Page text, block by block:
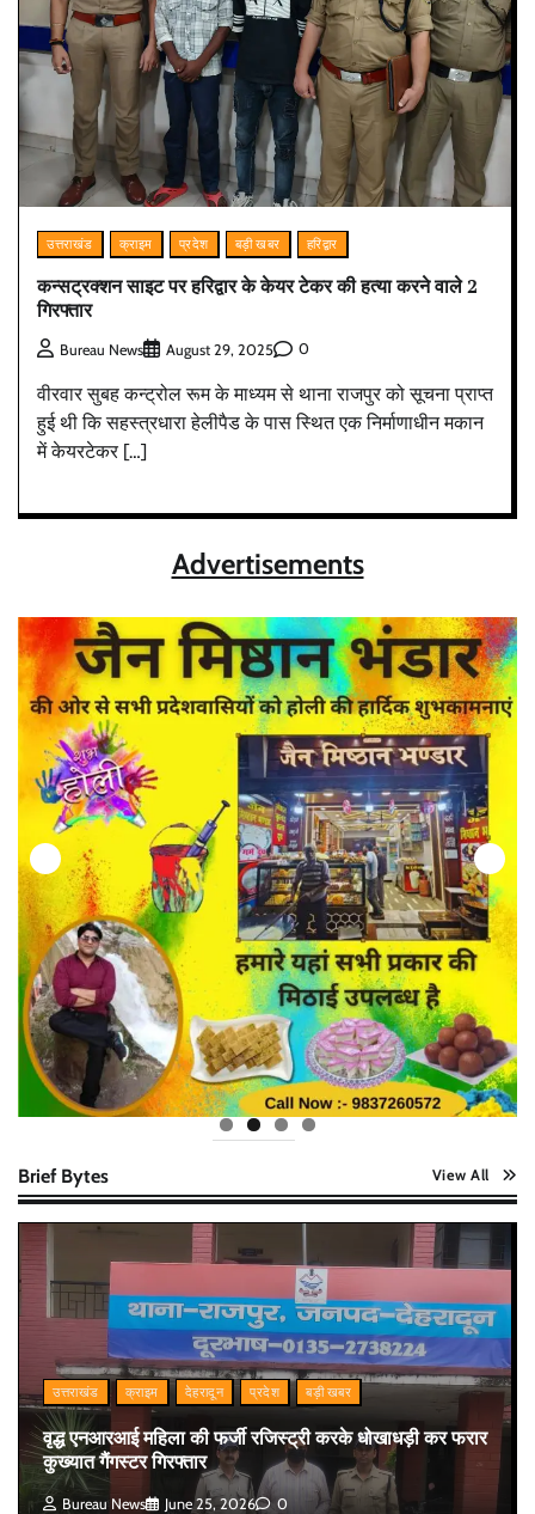
उत्तराखंड क्राइम प्रदेश बड़ी खबर हरिद्वार
कन्सट्रक्शन साइट पर हरिद्वार के केयर टेकर की हत्या करने वाले 2
गिरफ्तार
Bureau News August 29, 2025 0
वीरवार सुबह कन्ट्रोल रूम के माध्यम से थाना राजपुर को सूचना प्राप्त
हुई थी कि सहस्त्रधारा हेलीपैड के पास स्थित एक निर्माणाधीन मकान
में केयरटेकर […]
Advertisements
Brief Bytes View All
उत्तराखंड क्राइम देहरादून प्रदेश बड़ी खबर
वृद्ध एनआरआई महिला की फर्जी रजिस्ट्री करके धोखाधड़ी कर फरार
कुख्यात गैंगस्टर गिरफ्तार
Bureau News June 25, 2026 0